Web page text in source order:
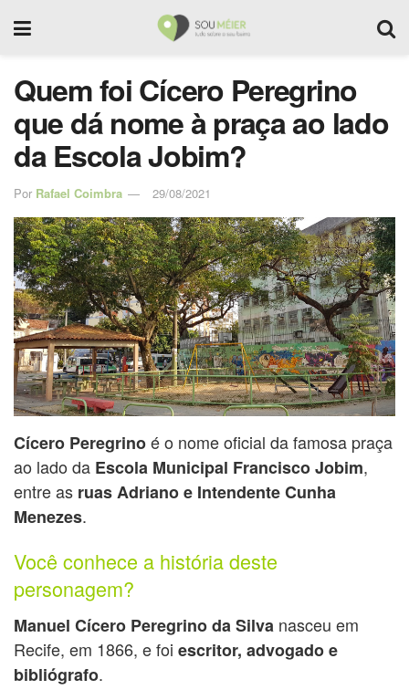
Quem foi Cícero Peregrino
que dá nome à praça ao lado
da Escola Jobim?
Por Rafael Coimbra 29/08/2021
Cícero Peregrinoé o nome oficial da famosa praça
ao lado da Escola Municipal Francisco Jobim,
entre as ruas Adriano e Intendente Cunha
Menezes.
Você conhece a história deste
personagem?
Manuel Cícero Peregrino da Silva nasceu em
Recife, em 1866, e foi escritor, advogado e
bibliógrafo.